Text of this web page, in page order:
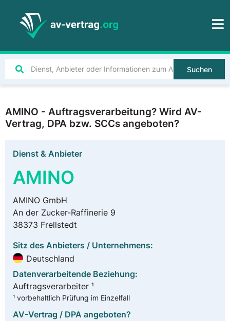
Suchen
AMINO - Auftragsverarbeitung? Wird AV-
Vertrag, DPA bzw. SCCs angeboten?
Dienst & Anbieter
AMINO
AMINO GmbH
An der Zucker-Raffinerie 9
38373 Frellstedt
Sitz des Anbieters / Unternehmens:
Deutschland
Datenverarbeitende Beziehung:
Auftragsverarbeiter ¹
¹ vorbehaltlich Prüfung im Einzelfall
AV-Vertrag / DPA angeboten?